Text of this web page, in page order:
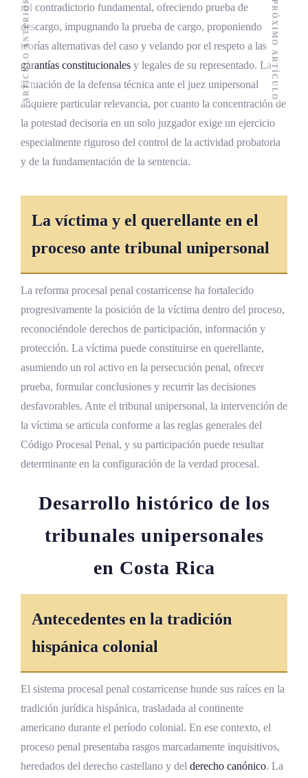
rol contradictorio fundamental, ofreciendo prueba de
descargo, impugnando la prueba de cargo, proponiendo
teorías alternativas del caso y velando por el respeto a las
garantías constitucionales y legales de su representado. La
actuación de la defensa técnica ante el juez unipersonal
adquiere particular relevancia, por cuanto la concentración de
la potestad decisoria en un solo juzgador exige un ejercicio
especialmente riguroso del control de la actividad probatoria
y de la fundamentación de la sentencia.
La víctima y el querellante en el
proceso ante tribunal unipersonal
La reforma procesal penal costarricense ha fortalecido
progresivamente la posición de la víctima dentro del proceso,
reconociéndole derechos de participación, información y
protección. La víctima puede constituirse en querellante,
asumiendo un rol activo en la persecución penal, ofrecer
prueba, formular conclusiones y recurrir las decisiones
desfavorables. Ante el tribunal unipersonal, la intervención de
la víctima se articula conforme a las reglas generales del
Código Procesal Penal, y su participación puede resultar
determinante en la configuración de la verdad procesal.
Desarrollo histórico de los
tribunales unipersonales
en Costa Rica
Antecedentes en la tradición
hispánica colonial
El sistema procesal penal costarricense hunde sus raíces en la
tradición jurídica hispánica, trasladada al continente
americano durante el período colonial. En ese contexto, el
proceso penal presentaba rasgos marcadamente inquisitivos,
heredados del derecho castellano y del derecho canónico. La
ARTÍCULO ANTERIOR PRÓXIMO ARTÍCULO